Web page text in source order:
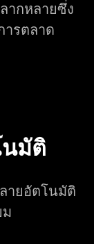
ากหลายซึ่ง
ารตลาด
นมัติ
ายอัตโนมัติ